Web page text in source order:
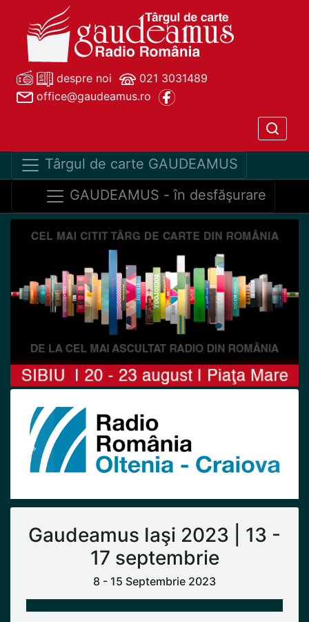
despre noi
021 3031489
office@gaudeamus.ro
Târgul de carte GAUDEAMUS
GAUDEAMUS - în desfăşurare
Previous
Gaudeamus Iaşi 2023 | 13 -
17 septembrie
8 - 15 Septembrie 2023